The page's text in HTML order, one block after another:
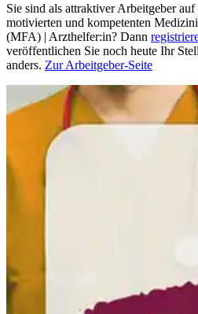
Sie sind als attraktiver Arbeitgeber
motivierten und kompetenten
(MFA) | Arzthelfer:in? Dann
veröffentlichen Sie noch heute Ihr
anders. Zur Arbeitgeber-Seite